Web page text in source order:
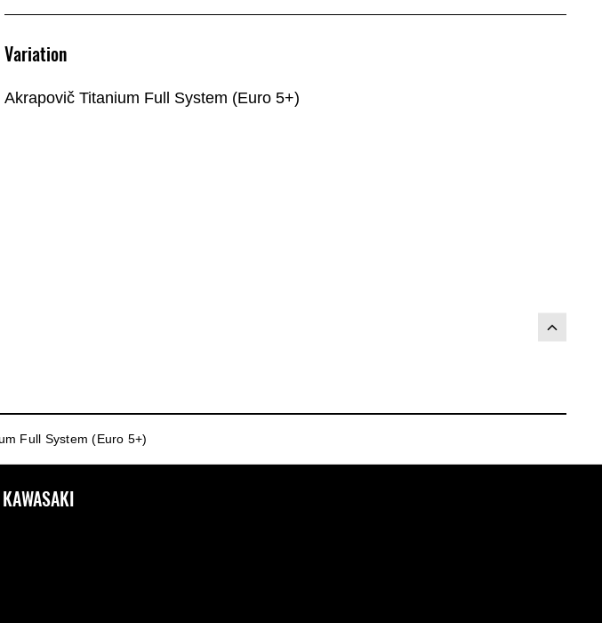
Variation
Akrapovič Titanium Full System (Euro 5+)
Full System (Euro 5+)